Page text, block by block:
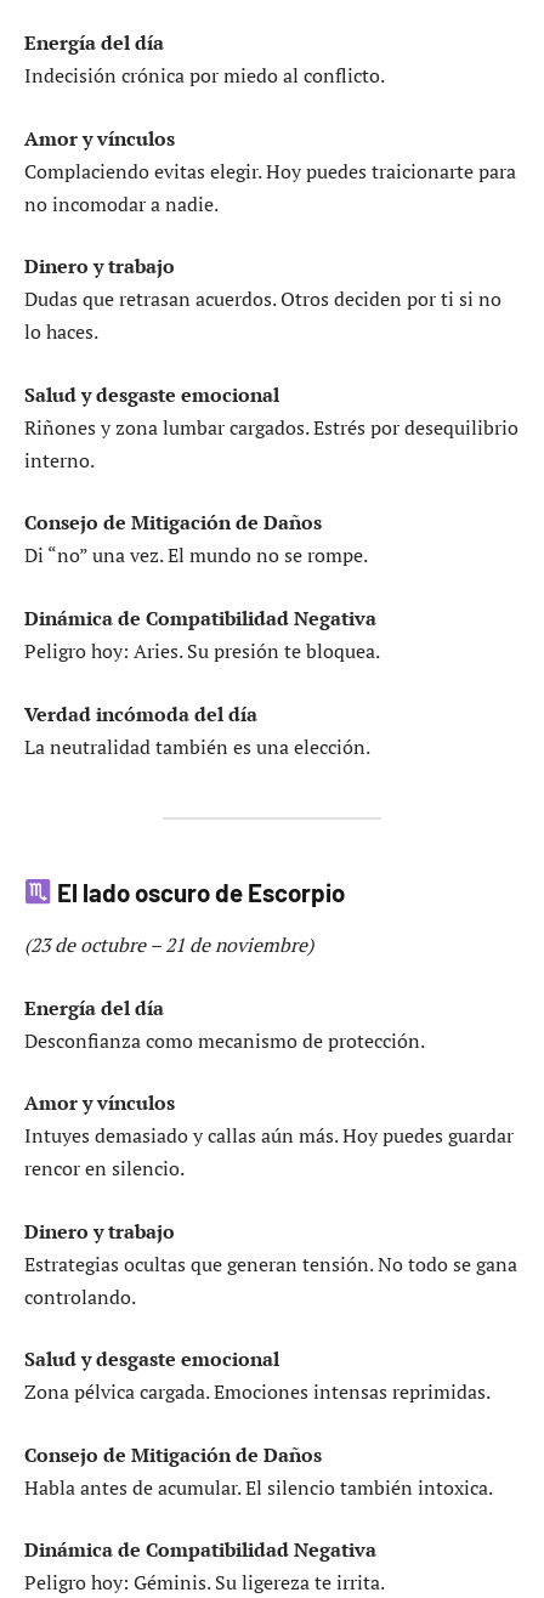
Energía del día
Indecisión crónica por miedo al conflicto.
Amor y vínculos
Complaciendo evitas elegir. Hoy puedes traicionarte para
no incomodar a nadie.
Dinero y trabajo
Dudas que retrasan acuerdos. Otros deciden por ti si no
lo haces.
Salud y desgaste emocional
Riñones y zona lumbar cargados. Estrés por desequilibrio
interno.
Consejo de Mitigación de Daños
Di “no” una vez. El mundo no se rompe.
Dinámica de Compatibilidad Negativa
Peligro hoy: Aries. Su presión te bloquea.
Verdad incómoda del día
La neutralidad también es una elección.
El lado oscuro de Escorpio
(23 de octubre – 21 de noviembre)
Energía del día
Desconfianza como mecanismo de protección.
Amor y vínculos
Intuyes demasiado y callas aún más. Hoy puedes guardar
rencor en silencio.
Dinero y trabajo
Estrategias ocultas que generan tensión. No todo se gana
controlando.
Salud y desgaste emocional
Zona pélvica cargada. Emociones intensas reprimidas.
Consejo de Mitigación de Daños
Habla antes de acumular. El silencio también intoxica.
Dinámica de Compatibilidad Negativa
Peligro hoy: Géminis. Su ligereza te irrita.